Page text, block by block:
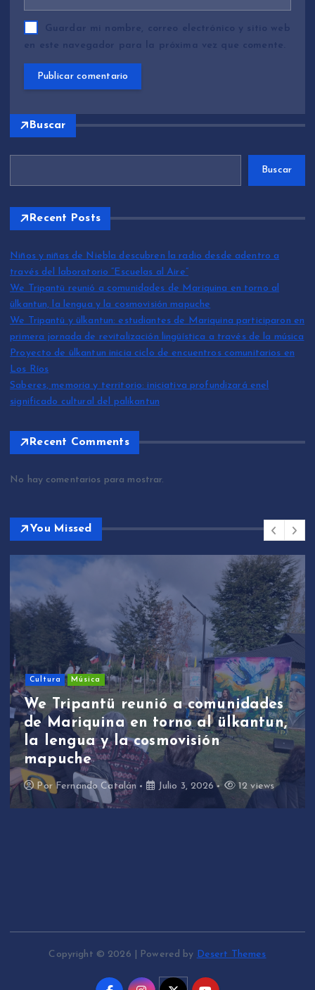
Guardar mi nombre, correo electrónico y sitio web
en este navegador para la próxima vez que comente.
Buscar
Buscar
Recent Posts
Niños y niñas de Niebla descubren la radio desde adentro a
través del laboratorio “Escuelas al Aire”
We Tripantü reunió a comunidades de Mariquina en torno al
ülkantun, la lengua y la cosmovisión mapuche
We Tripantü y ülkantun: estudiantes de Mariquina participaron en
primera jornada de revitalización lingüística a través de la música
Proyecto de ülkantun inicia ciclo de encuentros comunitarios en
Los Ríos
Saberes, memoria y territorio: iniciativa profundizará enel
significado cultural del palikantun
Recent Comments
No hay comentarios para mostrar.
You Missed
Cultura Música
We Tripantü reunió a comunidades
de Mariquina en torno al ülkantun,
la lengua y la cosmovisión
mapuche
PorFernando Catalán Julio 3, 2026 12 views
Copyright © 2026 | Powered by Desert Themes